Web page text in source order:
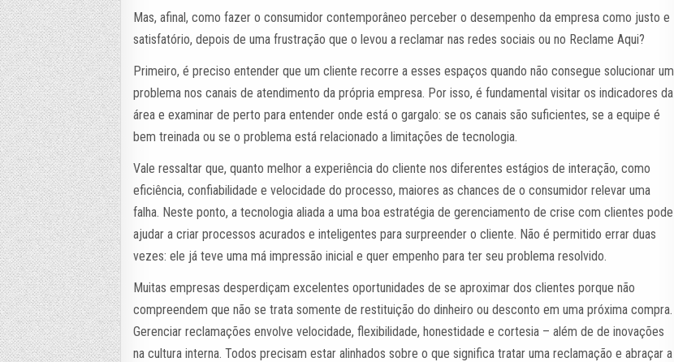
Mas, afinal, como fazer o consumidor contemporâneo perceber o desempenho da empresa como justo e
satisfatório, depois de uma frustração que o levou a reclamar nas redes sociais ou no Reclame Aqui?
Primeiro, é preciso entender que um cliente recorre a esses espaços quando não consegue solucionar um
problema nos canais de atendimento da própria empresa. Por isso, é fundamental visitar os indicadores da
área e examinar de perto para entender onde está o gargalo: se os canais são suficientes, se a equipe é
bem treinada ou se o problema está relacionado a limitações de tecnologia.
Vale ressaltar que, quanto melhor a experiência do cliente nos diferentes estágios de interação, como
eficiência, confiabilidade e velocidade do processo, maiores as chances de o consumidor relevar uma
falha. Neste ponto, a tecnologia aliada a uma boa estratégia de gerenciamento de crise com clientes pode
ajudar a criar processos acurados e inteligentes para surpreender o cliente. Não é permitido errar duas
vezes: ele já teve uma má impressão inicial e quer empenho para ter seu problema resolvido.
Muitas empresas desperdiçam excelentes oportunidades de se aproximar dos clientes porque não
compreendem que não se trata somente de restituição do dinheiro ou desconto em uma próxima compra.
Gerenciar reclamações envolve velocidade, flexibilidade, honestidade e cortesia – além de de inovações
na cultura interna. Todos precisam estar alinhados sobre o que significa tratar uma reclamação e abraçar a